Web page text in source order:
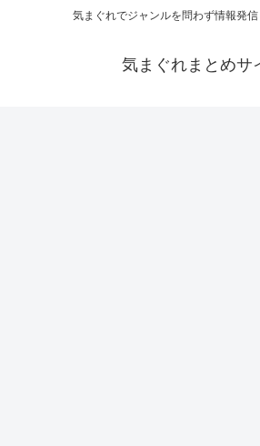
気まぐれでジャンルを問わず情報発信
気まぐれまとめサ